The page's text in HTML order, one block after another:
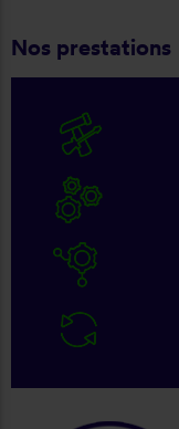
Nos prestations